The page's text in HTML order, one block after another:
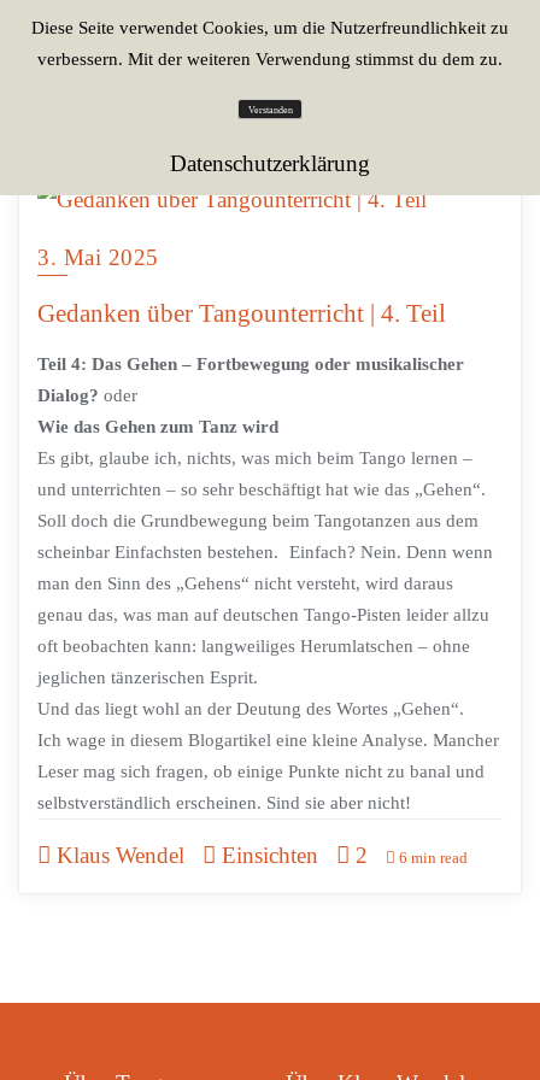
3. Mai 2025
Gedanken über Tangounterricht | 4. Teil
Teil 4: Das Gehen – Fortbewegung oder musikalischer
Dialog? oder
Wie das Gehen zum Tanz wird
Es gibt, glaube ich, nichts, was mich beim Tango lernen –
und unterrichten – so sehr beschäftigt hat wie das „Gehen“.
Soll doch die Grundbewegung beim Tangotanzen aus dem
scheinbar Einfachsten bestehen. Einfach? Nein. Denn wenn
man den Sinn des „Gehens“ nicht versteht, wird daraus
genau das, was man auf deutschen Tango-Pisten leider allzu
oft beobachten kann: langweiliges Herumlatschen – ohne
jeglichen tänzerischen Esprit.
Und das liegt wohl an der Deutung des Wortes „Gehen“.
Ich wage in diesem Blogartikel eine kleine Analyse. Mancher
Leser mag sich fragen, ob einige Punkte nicht zu banal und
selbstverständlich erscheinen. Sind sie aber nicht!
Klaus Wendel Einsichten 2 6 min read
Diese Seite verwendet Cookies, um die Nutzerfreundlichkeit zu
verbessern. Mit der weiteren Verwendung stimmst du dem zu.
Verstanden
Datenschutzerklärung